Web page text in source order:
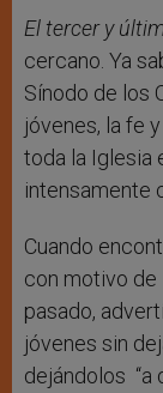
El tercer y
cercano. Ya
Sínodo de los
jóvenes, la fe
toda la Iglesia
intensamente
Cuando
con motivo de
pasado,
jóvenes sin
dejándolos “a